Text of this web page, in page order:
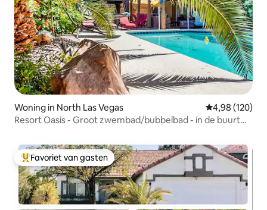
Woning in North Las Vegas Gemiddelde
4,98 (120)
Resort Oasis - Groot zwembad/bubbelbad - in de buurt
Topfavoriet van gasten
Favoriet van gasten